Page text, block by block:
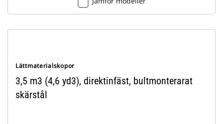
Lättmaterialskopor
3,5 m3 (4,6 yd3), direktinfäst, bultmonterarat
skärstål